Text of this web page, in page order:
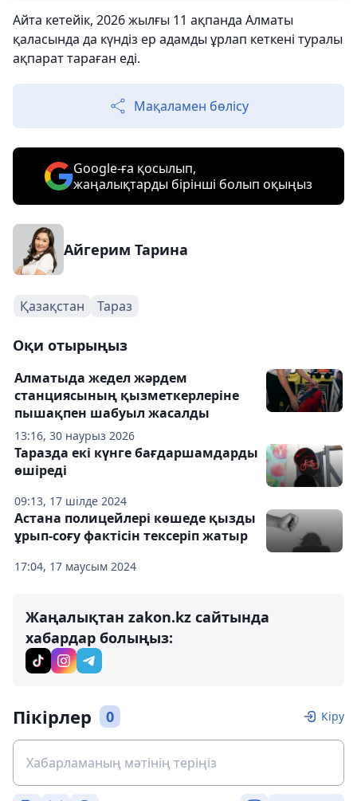
Айта кетейік, 2026 жылғы 11 ақпанда Алматы
қаласында да күндіз ер адамды ұрлап кеткені туралы
ақпарат тараған еді.
Мақаламен бөлісу
Google-ға қосылып,
жаңалықтарды бірінші болып оқыңыз
Айгерим Тарина
Қазақстан Тараз
Оқи отырыңыз
13:16, 30 наурыз 2026
Алматыда жедел жәрдем
станциясының қызметкерлеріне
пышақпен шабуыл жасалды
09:13, 17 шілде 2024
Таразда екі күнге бағдаршамдарды
өшіреді
17:04, 17 маусым 2024
Астана полицейлері көшеде қызды
ұрып-соғу фактісін тексеріп жатыр
Жаңалықтан zakon.kz сайтында
хабардар болыңыз:
Пікірлер 0 Кіру